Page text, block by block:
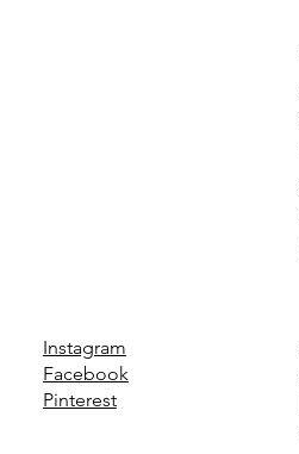
Instagram
Facebook
Pinterest